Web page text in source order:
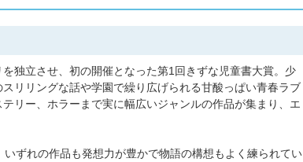
独立させ、初の開催となった第1回きずな児童書大賞。少
リリングな話や学園で繰り広げられる甘酸っぱい青春ラブ
リー、ホラーまで実に幅広いジャンルの作品が集まり、エ
ずれの作品も発想力が豊かで物語の構想もよく練られてい